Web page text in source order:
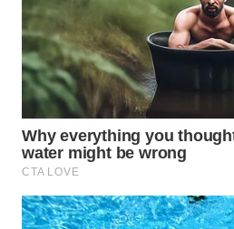
SERIBU
WN
TANGERANG
WN
BINJAI
WN
CIREBON